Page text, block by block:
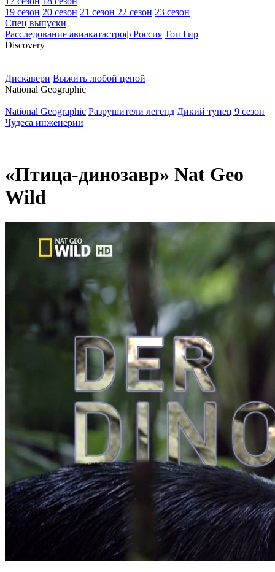
19 сезон 20 сезон 21 сезон 22 сезон 23 сезон
Спец выпуски
Расследование авиакатастроф Россия Топ Гир
Discovery
Дискавери Выжить любой ценой
National Geographic
National Geographic Разрушители легенд Дикий тунец 9 сезон
Чудеса инженерии
«Птица-динозавр» Nat Geo
Wild